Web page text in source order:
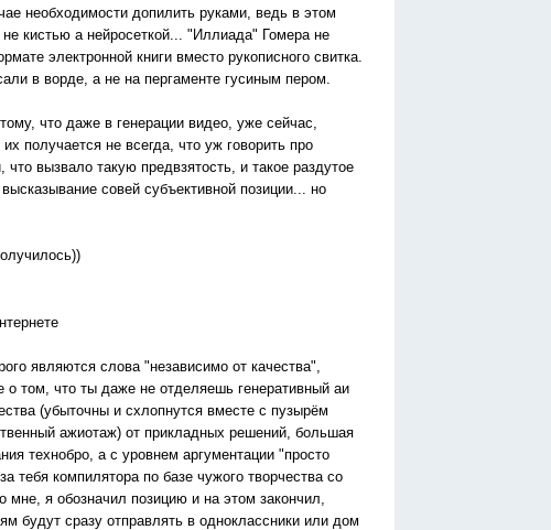
необходимости допилить руками, ведь в этом
кистью а нейросеткой... "Иллиада" Гомера не
электронной книги вместо рукописного свитка.
в ворде, а не на пергаменте гусиным пером.
что даже в генерации видео, уже сейчас,
получается не всегда, что уж говорить про
вызвало такую предвзятость, и такое раздутое
совей субъективной позиции... но
являются слова "независимо от качества",
том, что ты даже не отделяешь генеративный аи
(убыточны и схлопнутся вместе с пузырём
ажиотаж) от прикладных решений, большая
технобро, а с уровнем аргументации "просто
тебя компилятора по базе чужого творчества со
мне, я обозначил позицию и на этом закончил,
будут сразу отправлять в одноклассники или дом